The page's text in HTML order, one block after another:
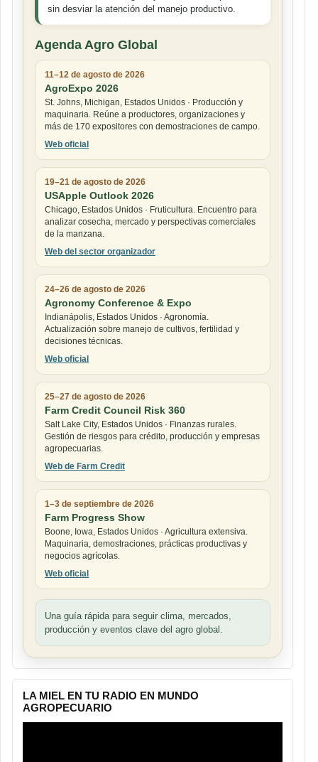
sin desviar la atención del manejo productivo.
Agenda Agro Global
11–12 de agosto de 2026
AgroExpo 2026
St. Johns, Michigan, Estados Unidos · Producción y
maquinaria. Reúne a productores, organizaciones y
más de 170 expositores con demostraciones de campo.
Web oficial
19–21 de agosto de 2026
USApple Outlook 2026
Chicago, Estados Unidos · Fruticultura. Encuentro para
analizar cosecha, mercado y perspectivas comerciales
de la manzana.
Web del sector organizador
24–26 de agosto de 2026
Agronomy Conference & Expo
Indianápolis, Estados Unidos · Agronomía.
Actualización sobre manejo de cultivos, fertilidad y
decisiones técnicas.
Web oficial
25–27 de agosto de 2026
Farm Credit Council Risk 360
Salt Lake City, Estados Unidos · Finanzas rurales.
Gestión de riesgos para crédito, producción y empresas
agropecuarias.
Web de Farm Credit
1–3 de septiembre de 2026
Farm Progress Show
Boone, Iowa, Estados Unidos · Agricultura extensiva.
Maquinaria, demostraciones, prácticas productivas y
negocios agrícolas.
Web oficial
Una guía rápida para seguir clima, mercados,
producción y eventos clave del agro global.
LA MIEL EN TU RADIO EN MUNDO
AGROPECUARIO